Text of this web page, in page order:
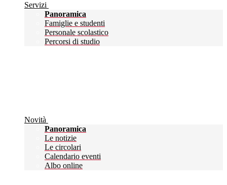
Servizi
Panoramica
Famiglie e studenti
Personale scolastico
Percorsi di studio
Novità
Panoramica
Le notizie
Le circolari
Calendario eventi
Albo online